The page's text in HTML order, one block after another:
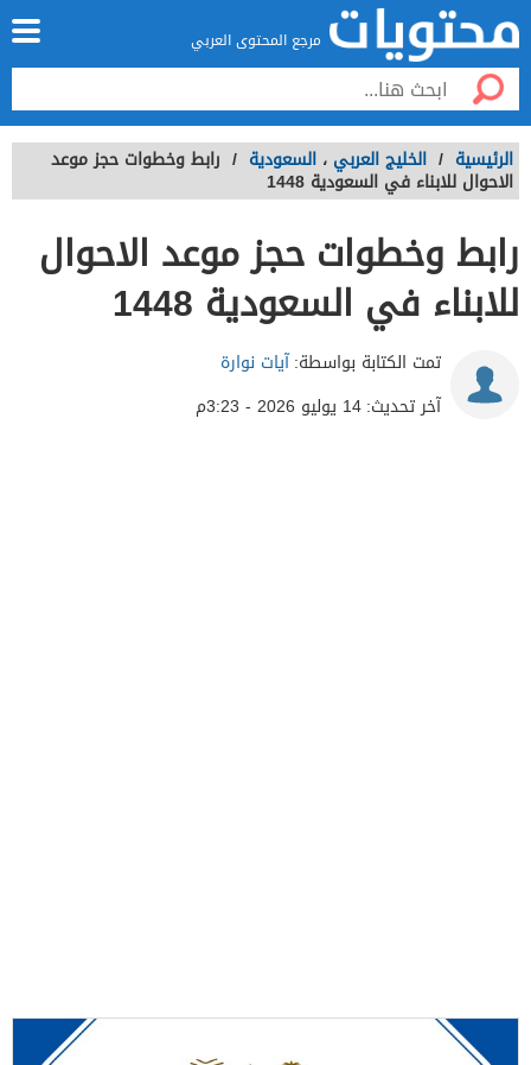
مرجع المحتوى العربي
الرئيسية / الخليج العربي ، السعودية / رابط وخطوات حجز موعد
الاحوال للابناء في السعودية 1448
رابط وخطوات حجز موعد الاحوال
للابناء في السعودية 1448
تمت الكتابة بواسطة:آيات نوارة
آخر تحديث:14 يوليو 2026 - 3:23م